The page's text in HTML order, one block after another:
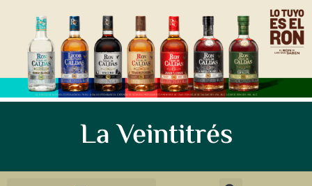
La Veintitrés